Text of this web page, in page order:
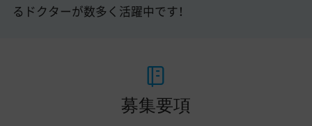
るドクターが数多く活躍中です！
募集要項